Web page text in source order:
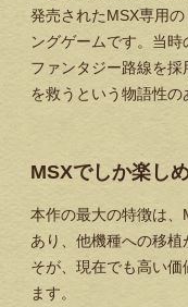
発売されたMSX専用
ングゲームです。当
ファンタジー路線を
を救うという物語性の
MSXでしか楽し
本作の最大の特徴は
あり、他機種への移植
そが、現在でも高い
ます。